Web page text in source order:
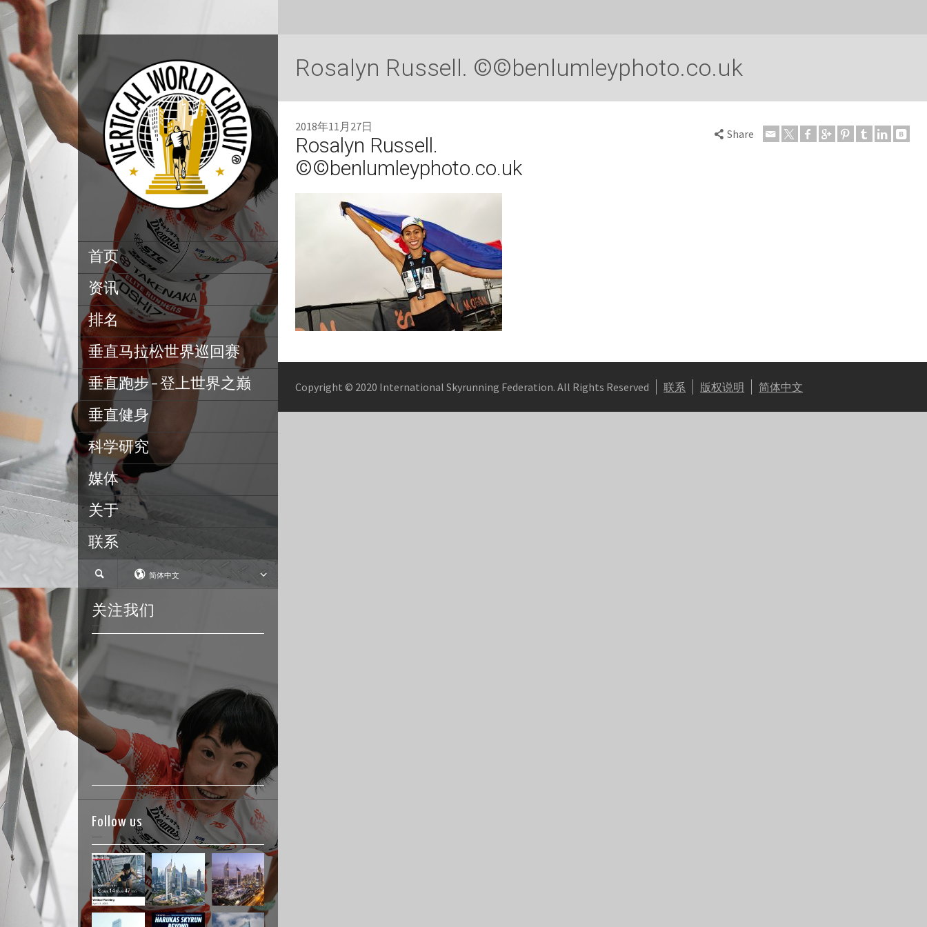
首页
资讯
排名
垂直马拉松世界巡回赛
垂直跑步 – 登上世界之巅
垂直健身
科学研究
媒体
关于
联系
简体中文
关注我们
Follow us
Rosalyn Russell. ©©benlumleyphoto.co.uk
2018年11月27日
Rosalyn Russell.
©©benlumleyphoto.co.uk
Share
Copyright © 2020 International Skyrunning Federation. All Rights Reserved 联系 版权说明 简体中文